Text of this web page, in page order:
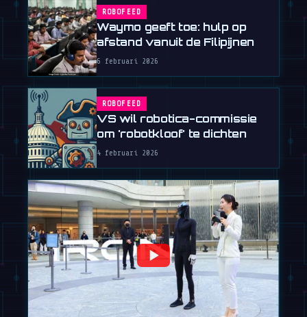
ROBOFEED
Waymo geeft toe: hulp op
afstand vanuit de Filipijnen
6 februari 2026
ROBOFEED
VS wil robotica-commissie
om 'robotkloof' te dichten
4 februari 2026